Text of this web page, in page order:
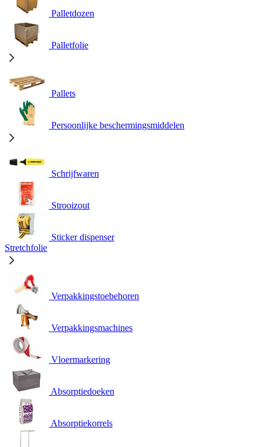
Palletdozen
Palletfolie
Pallets
Persoonlijke beschermingsmiddelen
Schrijfwaren
Strooizout
Sticker dispenser
Stretchfolie
Verpakkingstoebehoren
Verpakkingsmachines
Vloermarkering
Absorptiedoeken
Absorptiekorrels